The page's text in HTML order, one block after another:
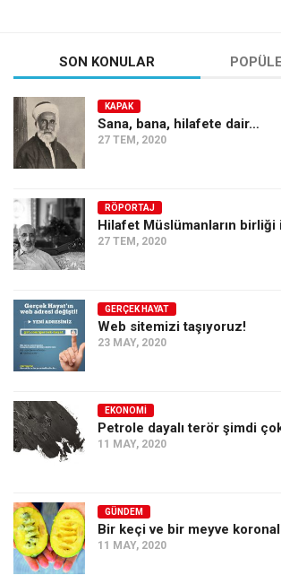
SON KONULAR
KAPAK
Sana, bana, hilafete dair…
27 TEM, 2020
RÖPORTAJ
Hilafet Müslümanların birliği
27 TEM, 2020
GERÇEK HAYAT
Web sitemizi taşıyoruz!
23 MAY, 2020
EKONOMI
Petrole dayalı terör şimdi
11 MAY, 2020
GÜNDEM
Bir keçi ve bir meyve
11 MAY, 2020